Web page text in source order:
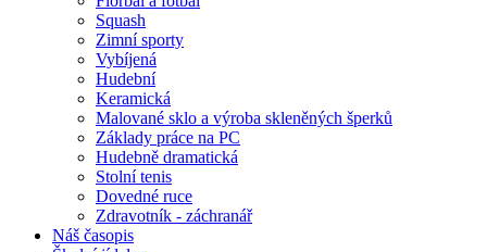
Squash
Zimní sporty
Vybíjená
Hudební
Keramická
Malované sklo a výroba skleněných šperků
Základy práce na PC
Hudebně dramatická
Stolní tenis
Dovedné ruce
Zdravotník - záchranář
Náš časopis